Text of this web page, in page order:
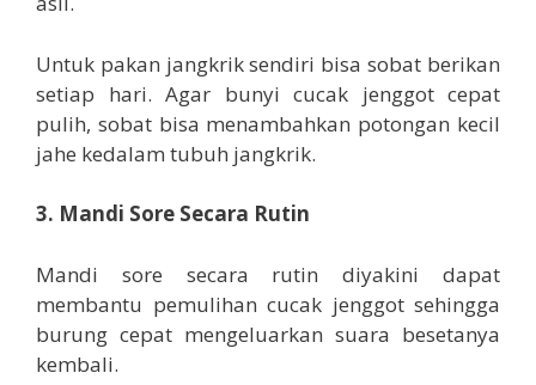
Untuk pakan jangkrik sendiri bisa sobat berikan
setiap hari. Agar bunyi cucak jenggot cepat
pulih, sobat bisa menambahkan potongan kecil
jahe kedalam tubuh jangkrik.
3. Mandi Sore Secara Rutin
Mandi sore secara rutin diyakini dapat
membantu pemulihan cucak jenggot sehingga
burung cepat mengeluarkan suara besetanya
kembali.